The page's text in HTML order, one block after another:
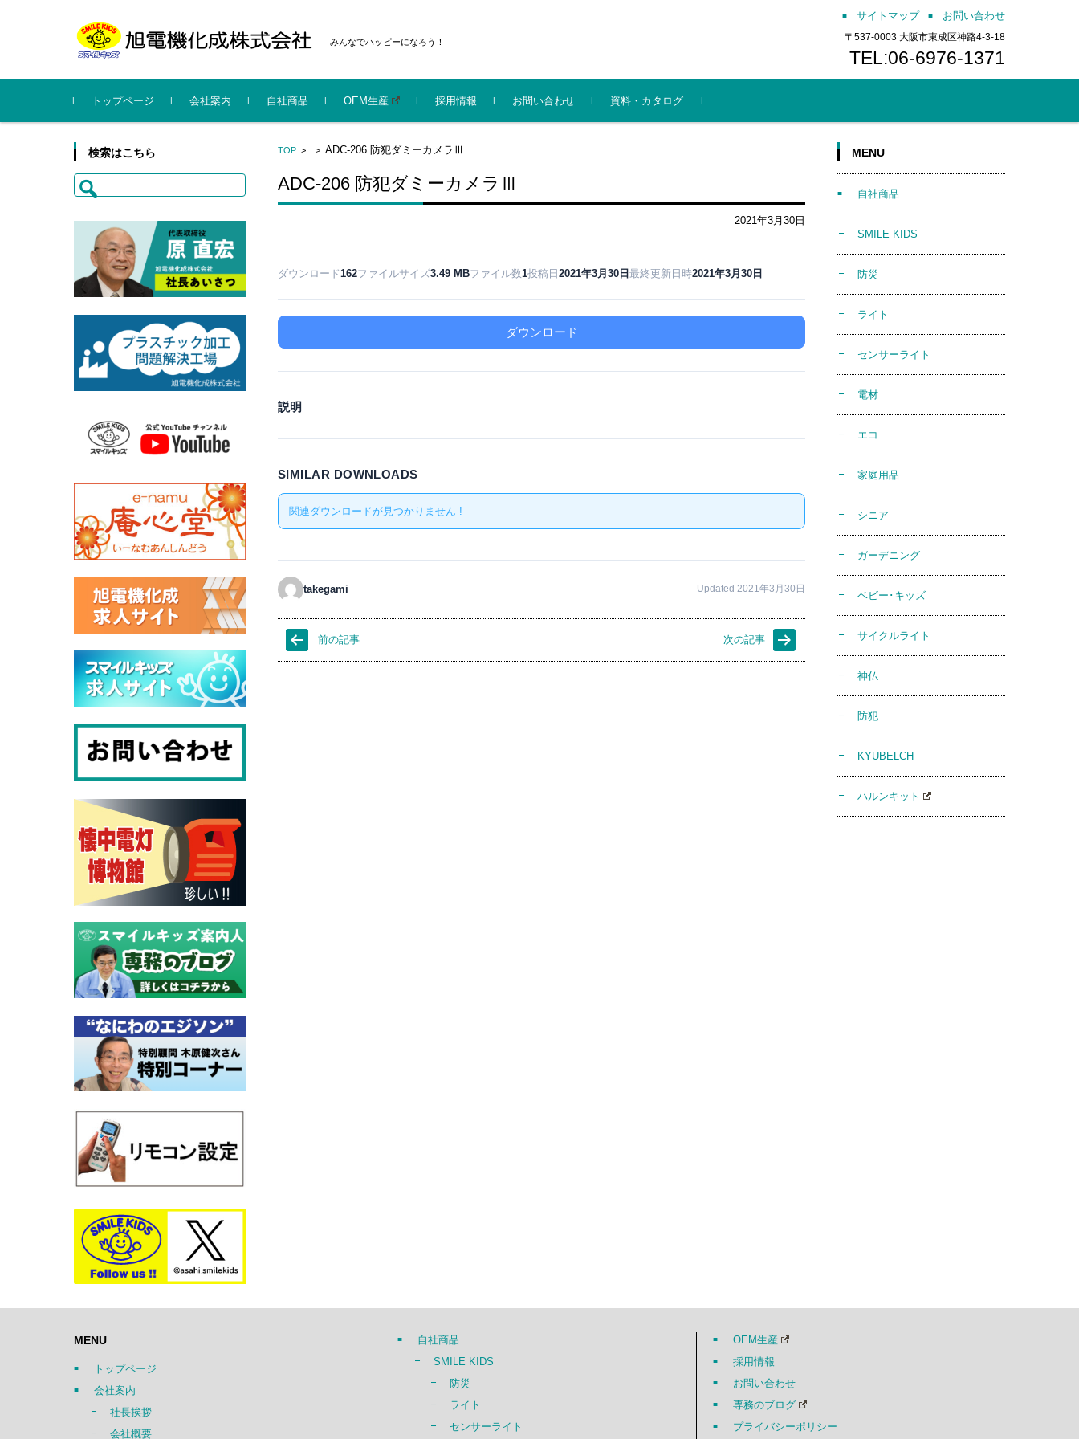
みんなでハッピーになろう！
サイトマップ お問い合わせ
〒537-0003 大阪市東成区神路4-3-18
TEL:06-6976-1371
コンテンツに移動
トップページ
会社案内
概要更新（2025.9）
案内パンフレット
自社商品 OEM生産 採用情報 お問い合わせ 資料・カタログ
TOP > >ADC-206 防犯ダミーカメラⅢ
ADC-206 防犯ダミーカメラⅢ
2021年3月30日
ダウンロード 162ファイルサイズ3.49 MBファイル数1投稿日2021年3月30日最終更新日時2021年3月30日
ダウンロード
説明
SIMILAR DOWNLOADS
関連ダウンロードが見つかりません !
takegami Updated 2021年3月30日
前の記事 次の記事
検索はこちら
検
索:
MENU
自社商品
SMILE KIDS
防災
ライト
センサーライト
電材
エコ
家庭用品
シニア
ガーデニング
ベビー･キッズ
サイクルライト
神仏
防犯
KYUBELCH
ハルンキット
MENU
トップページ
会社案内
社長挨拶
会社概要
自社商品
SMILE KIDS
防災
ライト
センサーライト
OEM生産
採用情報
お問い合わせ
専務のブログ
プライバシーポリシー